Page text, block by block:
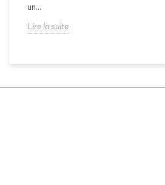
un...
Lire la suite